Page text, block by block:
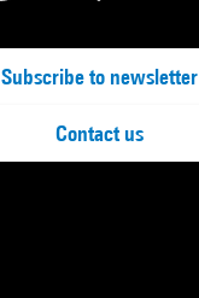
Subscribe to newsletter
Contact us